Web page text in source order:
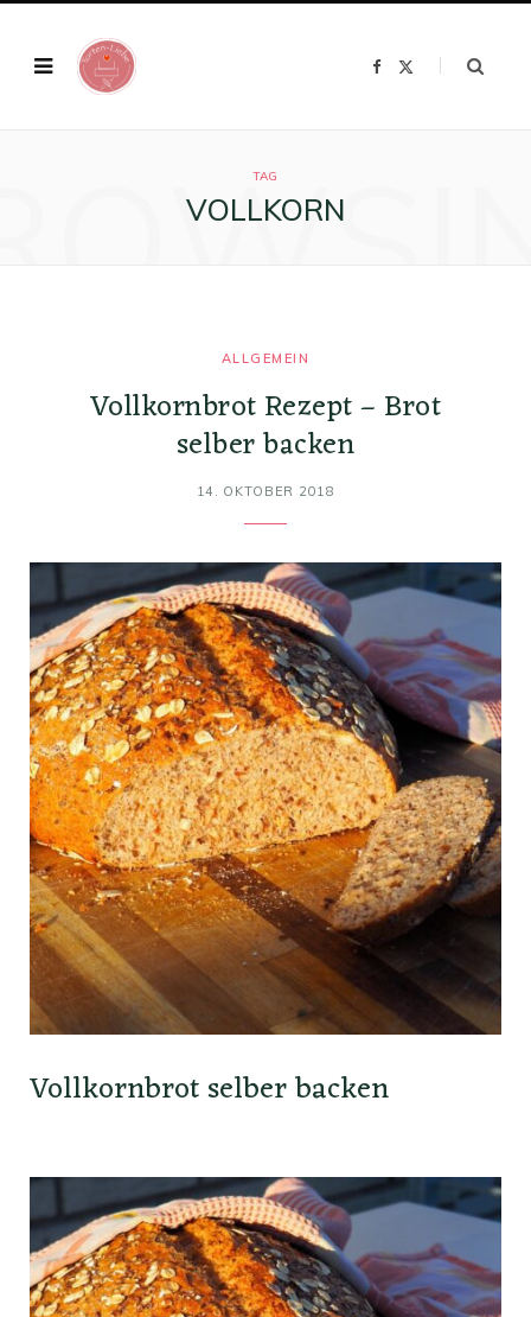
F
TAG
VOLLKORN
ALLGEMEIN
Vollkornbrot Rezept – Brot
selber backen
14. OKTOBER 2018
Vollkornbrot selber backen